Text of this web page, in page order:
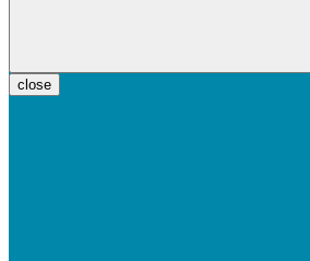
close